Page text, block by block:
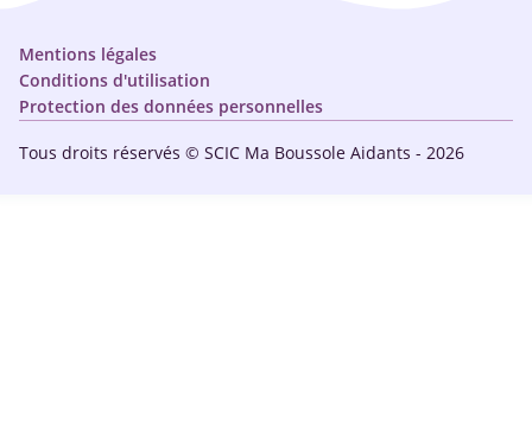
Tous droits réservés © SCIC Ma Boussole Aidants - 2026
Mentions légales
Conditions d'utilisation
Protection des données personnelles